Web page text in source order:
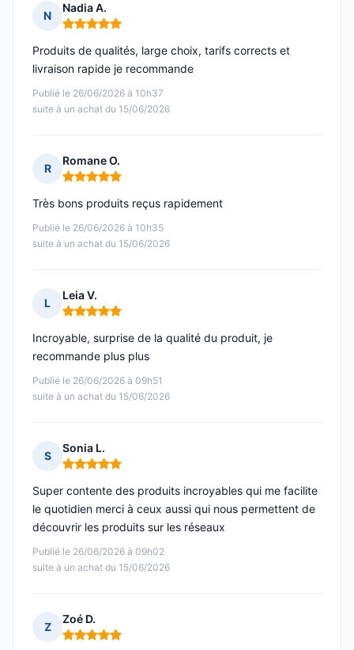
N
Nadia A.
Note : 5 sur 5
Publié le 26/06/2026 à 10h37
suite à un achat du 15/06/2026
Produits de qualités, large choix, tarifs corrects et
livraison rapide je recommande
R
Romane O.
Note : 5 sur 5
Publié le 26/06/2026 à 10h35
suite à un achat du 15/06/2026
Très bons produits reçus rapidement
L
Leia V.
Note : 5 sur 5
Publié le 26/06/2026 à 09h51
suite à un achat du 15/06/2026
Incroyable, surprise de la qualité du produit, je
recommande plus plus
S
Sonia L.
Note : 5 sur 5
Publié le 26/06/2026 à 09h02
suite à un achat du 15/06/2026
Super contente des produits incroyables qui me facilite
le quotidien merci à ceux aussi qui nous permettent de
découvrir les produits sur les réseaux
Z
Zoé D.
Note : 5 sur 5